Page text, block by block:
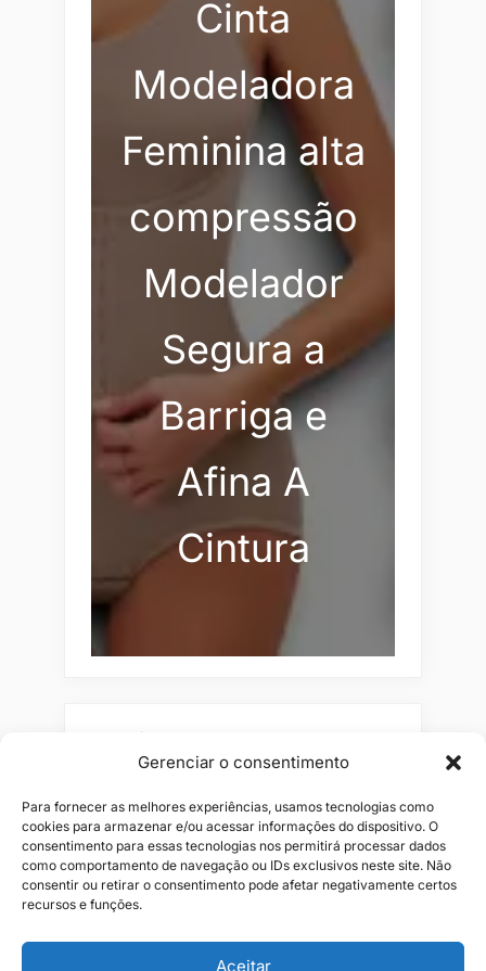
Gerenciar o consentimento
Para fornecer as melhores experiências, usamos tecnologias como
cookies para armazenar e/ou acessar informações do dispositivo. O
consentimento para essas tecnologias nos permitirá processar dados
como comportamento de navegação ou IDs exclusivos neste site. Não
consentir ou retirar o consentimento pode afetar negativamente certos
recursos e funções.
Aceitar
Cinta
Modeladora
Feminina alta
compressão
Modelador
Segura a
Barriga e
Afina A
Cintura
Pesquisar